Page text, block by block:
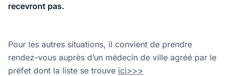
recevront pas.
Pour les autres situations, il convient de prendre
rendez-vous auprès d’un médecin de ville agréé par le
préfet dont la liste se trouve ici>>>